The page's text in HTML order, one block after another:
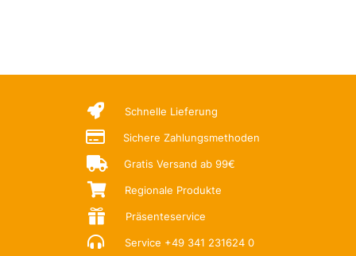
 Schnelle Lieferung
 Sichere Zahlungsmethoden
 Gratis Versand ab 99€
 Regionale Produkte
 Präsenteservice
 Service +49 341 231624 0